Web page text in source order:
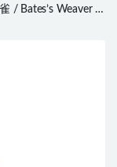
/ Bates’s Weaver /